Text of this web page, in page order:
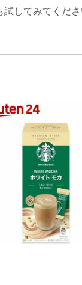
動画ありました。。。。知らんか
してみてくださ